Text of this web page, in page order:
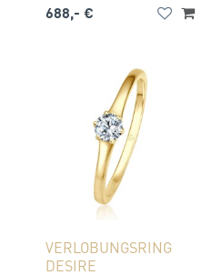
688,- €
VERLOBUNGSRING
DESIRE